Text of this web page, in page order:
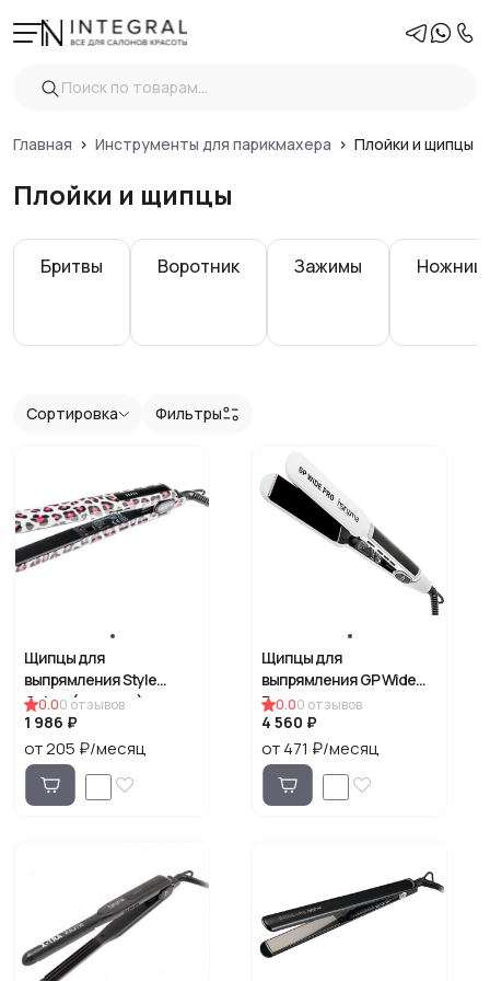
Главная Инструменты для парикмахера Плойки и щипцы
Плойки и щипцы
Бритвы Воротник Зажимы
Очистить
Показать
Сортировка Фильтры
Щипцы для
выпрямления Style
Colors (леопард)
0.00 отзывов
1 986 ₽
от 205 ₽/месяц
Щипцы для
выпрямления GP Wide
Pro0.00 отзывов
4 560 ₽
от 471 ₽/месяц